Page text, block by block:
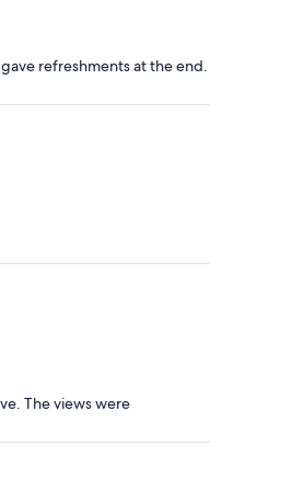
refreshments at the end.
The views were